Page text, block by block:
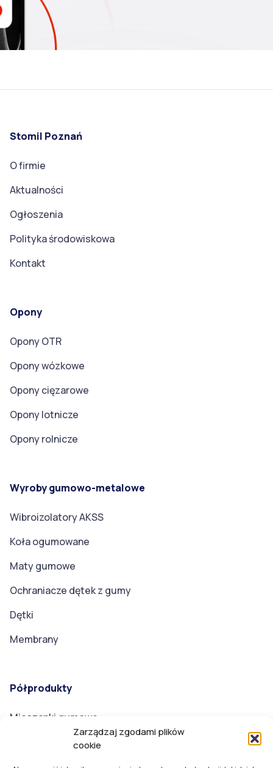
Zarządzaj zgodami plików
cookie
Stomil Poznań
O firmie
Aktualności
Ogłoszenia
Polityka środowiskowa
Kontakt
Opony
Opony OTR
Opony wózkowe
Opony cięzarowe
Opony lotnicze
Opony rolnicze
Wyroby gumowo-metalowe
Wibroizolatory AKSS
Koła ogumowane
Maty gumowe
Ochraniacze dętek z gumy
Dętki
Membrany
Półprodukty
Mieszanki gumowe